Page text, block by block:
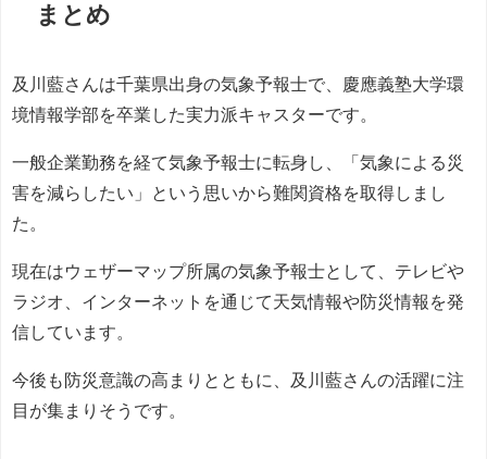
まとめ
及川藍さんは千葉県出身の気象予報士で、慶應義塾大学環
境情報学部を卒業した実力派キャスターです。
一般企業勤務を経て気象予報士に転身し、「気象による災
害を減らしたい」という思いから難関資格を取得しまし
た。
現在はウェザーマップ所属の気象予報士として、テレビや
ラジオ、インターネットを通じて天気情報や防災情報を発
信しています。
今後も防災意識の高まりとともに、及川藍さんの活躍に注
目が集まりそうです。